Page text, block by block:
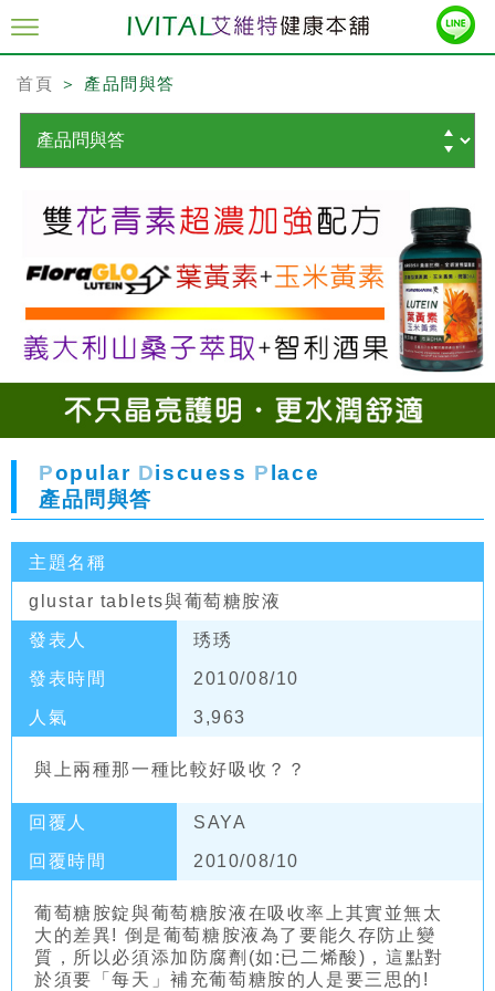
首頁 ＞ 產品問與答
Popular Discuess P lace
產品問與答
主題名稱
glustar tablets與葡萄糖胺液
發表人 琇琇
發表時間 2010/08/10
人氣 3,963
與上兩種那一種比較好吸收？？
回覆人 SAYA
回覆時間 2010/08/10
葡萄糖胺錠與葡萄糖胺液在吸收率上其實並無太
大的差異! 倒是葡萄糖胺液為了要能久存防止變
質，所以必須添加防腐劑(如:已二烯酸)，這點對
於須要「每天」補充葡萄糖胺的人是要三思的!